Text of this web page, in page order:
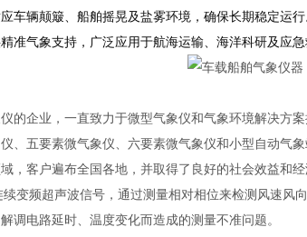
车辆颠簸、船舶摇晃及盐雾环境，确保长期稳定运
准气象支持，广泛应用于航海运输、海洋科研及应急
的企业，一直致力于微型气象仪和气象环境解决方
、五要素微气象仪、六要素微气象仪和小型自动气
，客户遍布全国各地，并取得了良好的社会效益和经
续变频超声波信号，通过测量相对相位来检测风速风
调电路延时、温度变化而造成的测量不准问题。